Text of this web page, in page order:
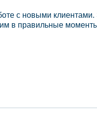
с новыми
в правильные